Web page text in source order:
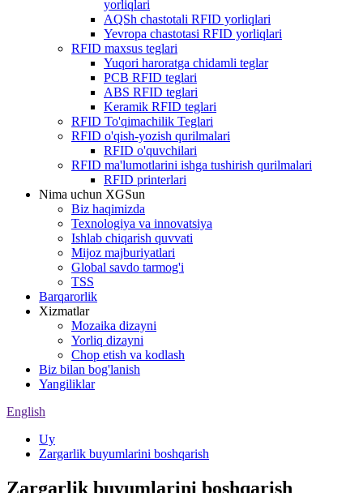
yorliqlari
AQSh chastotali RFID yorliqlari
Yevropa chastotasi RFID yorliqlari
RFID maxsus teglari
Yuqori haroratga chidamli teglar
PCB RFID teglari
ABS RFID teglari
Keramik RFID teglari
RFID To'qimachilik Teglari
RFID o'qish-yozish qurilmalari
RFID o'quvchilari
RFID ma'lumotlarini ishga tushirish qurilmalari
RFID printerlari
Nima uchun XGSun
Biz haqimizda
Texnologiya va innovatsiya
Ishlab chiqarish quvvati
Mijoz majburiyatlari
Global savdo tarmog'i
TSS
Barqarorlik
Xizmatlar
Mozaika dizayni
Yorliq dizayni
Chop etish va kodlash
Biz bilan bog'lanish
Yangiliklar
English
Uy
Zargarlik buyumlarini boshqarish
Zargarlik buyumlarini boshqarish